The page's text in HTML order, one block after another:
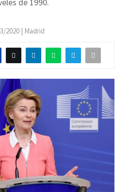
2020 | Madrid